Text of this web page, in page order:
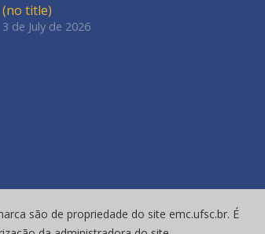
(no title)
3 de July de 2026
são de propriedade do site emc.ufsc.br. É